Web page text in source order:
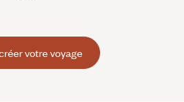
votre voyage